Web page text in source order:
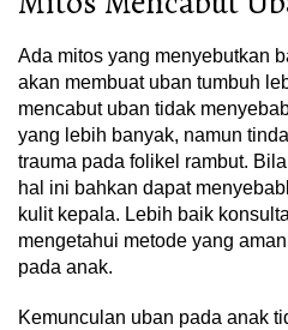
Ada mitos yang menyebutkan
akan membuat uban tumbuh
mencabut uban tidak
yang lebih banyak, namun
trauma pada folikel rambut.
hal ini bahkan dapat
kulit kepala. Lebih baik
mengetahui metode yang
pada anak.
Kemunculan uban pada anak